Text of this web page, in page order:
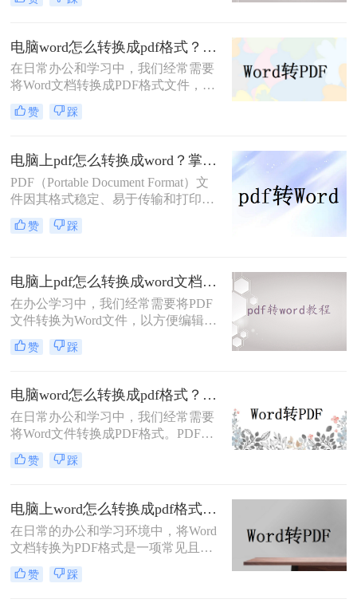
到，我们在发送之前往往将文档保存
很多困扰，所以还是要把PDF转回
Word。pdf转换成word这个问题该如
何解决？电脑pdf转换成word怎么转
换。所以今天就为大家分享一下pdf转
word的方法，一起来学习下！
电脑word怎么转换成pdf格式？这三种高效方法分享给你!！
在日常办公和学习中，我们经常需要
将Word文档转换成PDF格式文件，以
确保文档的格式一致性、可读性和安
全性。那么电脑word怎么转换成pdf格
帮助你在电脑上轻松实现Word到PDF
的转换。
赞 踩
电脑上pdf怎么转换成word？掌握这三个方法，让文件转换变得轻松！
PDF（Portable Document Format）文
件因其格式稳定、易于传输和打印的
特性，成为了日常工作和学习中不可
或缺的文件格式。然而，当我们需要
么电脑上PDF怎么转换成Word呢？以
下是在电脑上将PDF转换为Word的三
种方法。
赞 踩
电脑上pdf怎么转换成word文档？你可以试着这样在线转换~
在办公学习中，我们经常需要将PDF
文件转换为Word文件，以方便编辑和
排版。但是，很多人在尝试转换时却
遇到了困难。今天，我们就来介绍一
轻松转换，愉快办公！
赞 踩
电脑word怎么转换成pdf格式？介绍三种简单易行的方法！
在日常办公和学习中，我们经常需要
将Word文件转换成PDF格式。PDF格
式的文件具有跨平台、可读性强、不
易被修改等优点，因此被广泛使用。
以下将介绍三种简单易行的方法，帮
助您将电脑上的Word文件转换成PDF
格式。
赞 踩
电脑上word怎么转换成pdf格式？分享三种方法帮助你解决！
在日常的办公和学习环境中，将Word
文档转换为PDF格式是一项常见且重
要的任务。PDF格式因其跨平台兼容
性、内容稳定性以及不易被篡改的特
赞 踩